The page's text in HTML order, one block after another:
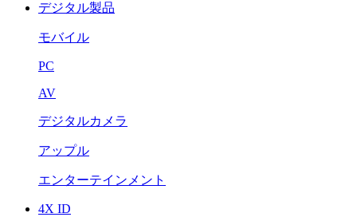
デジタル製品
モバイル
PC
AV
デジタルカメラ
アップル
エンターテインメント
4X ID